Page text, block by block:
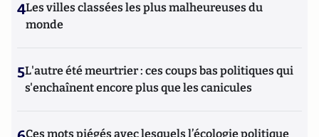
4Les villes classées les plus malheureuses du
monde
5L'autre été meurtrier : ces coups bas politiques qui
s'enchaînent encore plus que les canicules
Ces mots piégés avec lesquels l’écologie politique